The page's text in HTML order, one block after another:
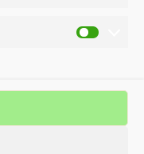
ZENTRUM AM